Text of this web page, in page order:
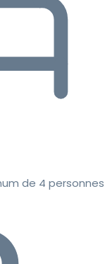
de 4 personnes